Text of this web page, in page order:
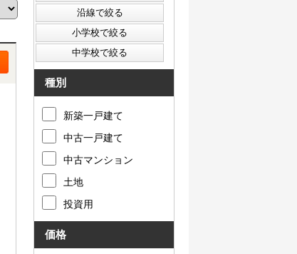
種別
新築一戸建て
中古一戸建て
中古マンション
土地
投資用
価格